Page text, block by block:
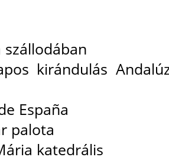
szállodában
kirándulás
España
palota
katedrális